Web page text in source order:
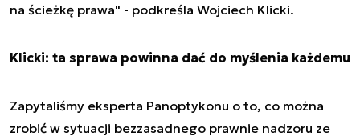
na ścieżkę prawa" - podkreśla Wojciech Klicki.
Klicki: ta sprawa powinna dać do myślenia każdemu
Zapytaliśmy eksperta Panoptykonu o to, co można
zrobić w sytuacji bezzasadnego prawnie nadzoru ze